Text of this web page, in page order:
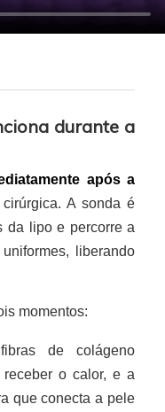
durante a
após a
A sonda é
da lipo e percorre a
liberando
momentos:
de colágeno
o calor, e a
que conecta a pele